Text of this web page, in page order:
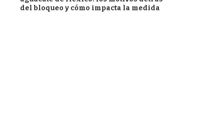
del bloqueo y cómo impacta la medida